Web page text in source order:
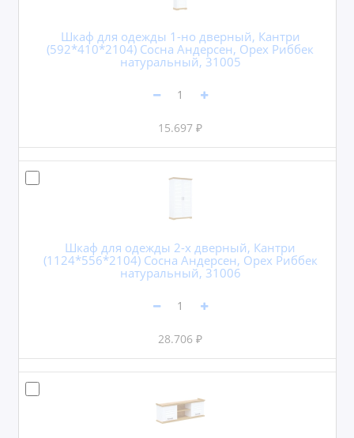
Шкаф для одежды 1-но дверный, Кантри
(592*410*2104) Сосна Андерсен, Орех Риббек
натуральный, 31005
15.697 ₽
Шкаф для одежды 2-х дверный, Кантри
(1124*556*2104) Сосна Андерсен, Орех Риббек
натуральный, 31006
28.706 ₽